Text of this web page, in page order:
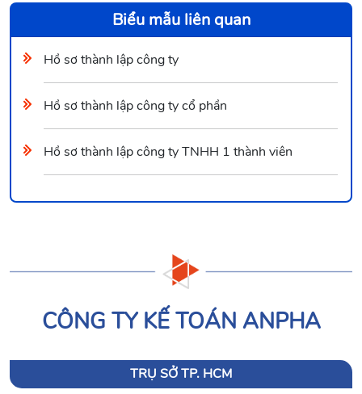
Biểu mẫu liên quan
Hồ sơ thành lập công ty
Hồ sơ thành lập công ty cổ phần
Hồ sơ thành lập công ty TNHH 1 thành viên
CÔNG TY KẾ TOÁN ANPHA
TRỤ SỞ TP. HCM